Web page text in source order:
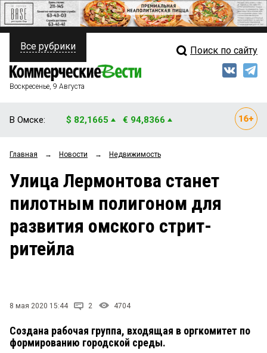
ПОЛИТИКА
ФИНАНСЫ
ОБЩЕСТВО
ЗАКОН
ПРОИСШЕСТВИЯ
Свежий выпуск
Мнения
Рейтинги
Блоги
Архив
Все рубрики Поиск по сайту
Воскресенье, 9 Августа
В Омске: $ 82,1665 € 94,8366
Главная → Новости → Недвижимость
Улица Лермонтова станет
пилотным полигоном для
развития омского стрит-
ритейла
8 мая 2020 15:44 2 4704
Создана рабочая группа, входящая в оргкомитет по
формированию городской среды.